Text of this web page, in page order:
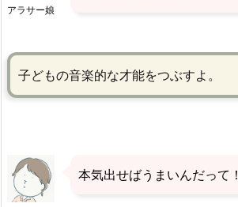
アラサー娘
子どもの音楽的な才能をつぶすよ。
本気出せばうまいんだって！